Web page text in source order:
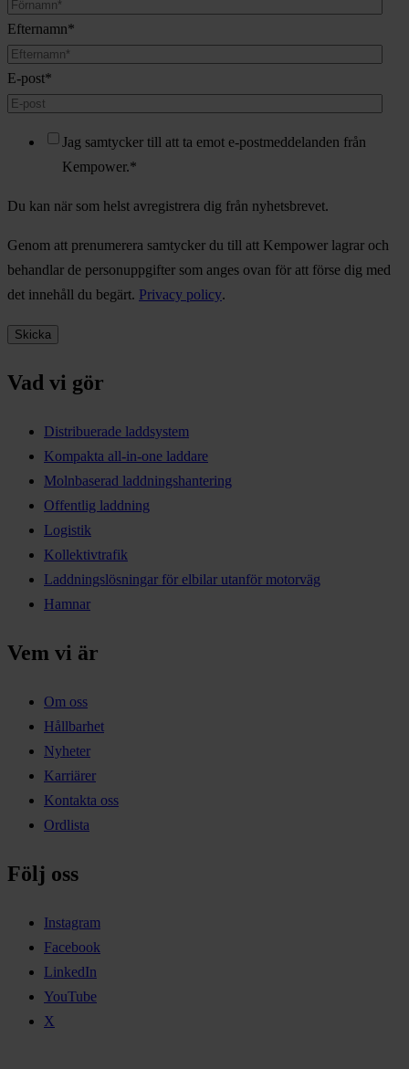
Efternamn*
E-post*
Jag samtycker till att ta emot e-postmeddelanden från
Kempower.*
Du kan när som helst avregistrera dig från nyhetsbrevet.
Genom att prenumerera samtycker du till att Kempower lagrar och
behandlar de personuppgifter som anges ovan för att förse dig med
det innehåll du begärt. Privacy policy.
Vad vi gör
Distribuerade laddsystem
Kompakta all-in-one laddare
Molnbaserad laddningshantering
Offentlig laddning
Logistik
Kollektivtrafik
Laddningslösningar för elbilar utanför motorväg
Hamnar
Vem vi är
Om oss
Hållbarhet
Nyheter
Karriärer
Kontakta oss
Ordlista
Följ oss
Instagram
Facebook
LinkedIn
YouTube
X